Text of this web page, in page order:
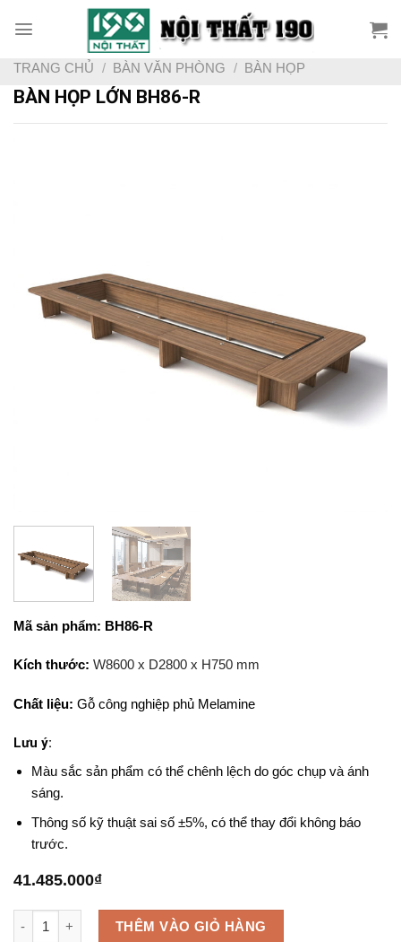
TRANG CHỦ / BÀN VĂN PHÒNG / BÀN HỌP
BÀN HỌP LỚN BH86-R
Mã sản phẩm: BH86-R
Kích thước: W8600 x D2800 x H750 mm
Chất liệu: Gỗ công nghiệp phủ Melamine
Lưu ý:
Màu sắc sản phẩm có thể chênh lệch do góc chụp và ánh
sáng.
Thông số kỹ thuật sai số ±5%, có thể thay đổi không báo
trước.
41.485.000₫
Bàn họp lớn BH86-R số lượng
THÊM VÀO GIỎ HÀNG